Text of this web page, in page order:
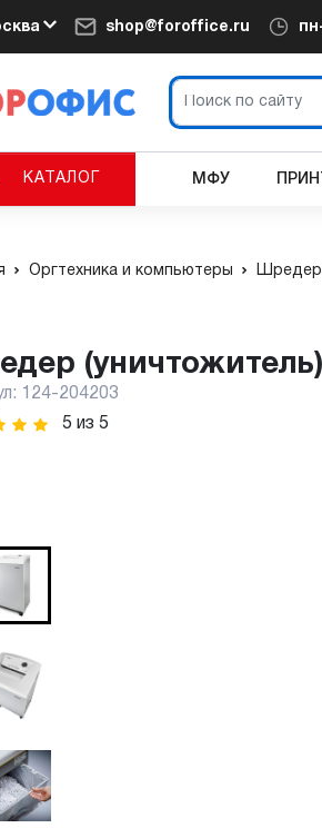
shop@foroffice.ru
КАТАЛОГ МФУ
Оргтехника и компьютеры
124-204203
5 из 5